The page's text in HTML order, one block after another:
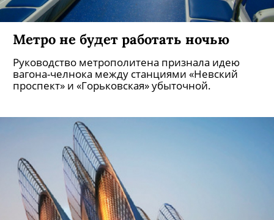
Метро не будет работать ночью
Руководство метрополитена признала идею
вагона-челнока между станциями «Невский
проспект» и «Горьковская» убыточной.